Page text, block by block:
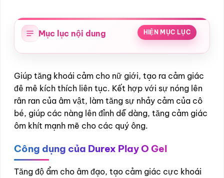
Mục lục nội dung HIỆN MỤC LỤC
Giúp tăng khoái cảm cho nữ giới, tạo ra cảm giác
đê mê kích thích liên tục. Kết hợp với sự nóng lên
rân ran của âm vật, làm tăng sự nhảy cảm của cô
bé, giúp các nàng lên đỉnh dễ dàng, tăng cảm giác
ôm khít mạnh mẽ cho các quý ông.
Công dụng của Durex Play O Gel
Tăng độ ẩm cho âm đạo, tạo cảm giác cực khoái